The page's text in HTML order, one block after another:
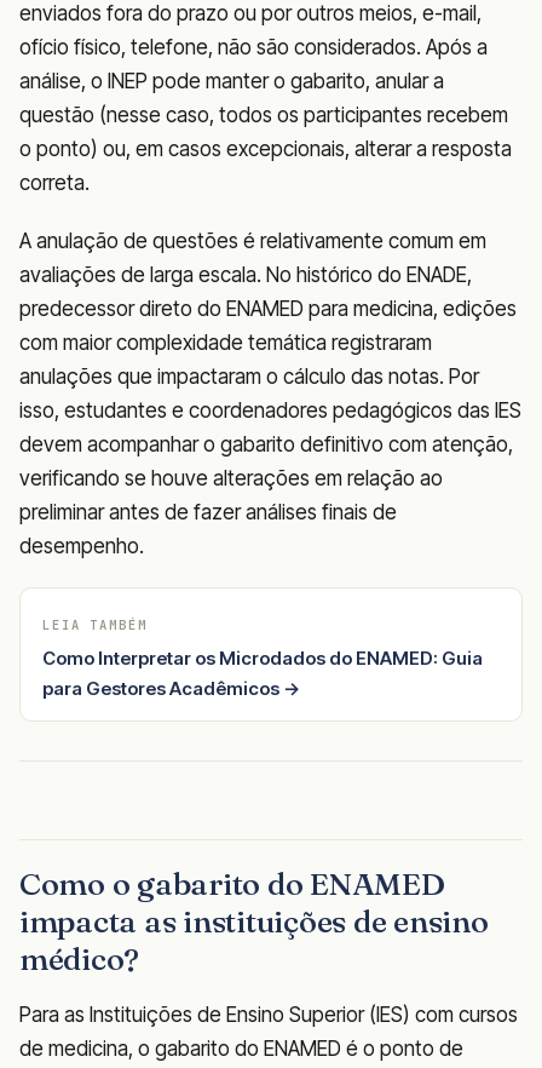
enviados fora do prazo ou por outros meios, e-mail,
ofício físico, telefone, não são considerados. Após a
análise, o INEP pode manter o gabarito, anular a
questão (nesse caso, todos os participantes recebem
o ponto) ou, em casos excepcionais, alterar a resposta
correta.
A anulação de questões é relativamente comum em
avaliações de larga escala. No histórico do ENADE,
predecessor direto do ENAMED para medicina, edições
com maior complexidade temática registraram
anulações que impactaram o cálculo das notas. Por
isso, estudantes e coordenadores pedagógicos das IES
devem acompanhar o gabarito definitivo com atenção,
verificando se houve alterações em relação ao
preliminar antes de fazer análises finais de
desempenho.
LEIA TAMBÉM
Como Interpretar os Microdados do ENAMED: Guia
para Gestores Acadêmicos →
Como o gabarito do ENAMED
impacta as instituições de ensino
médico?
Para as Instituições de Ensino Superior (IES) com cursos
de medicina, o gabarito do ENAMED é o ponto de